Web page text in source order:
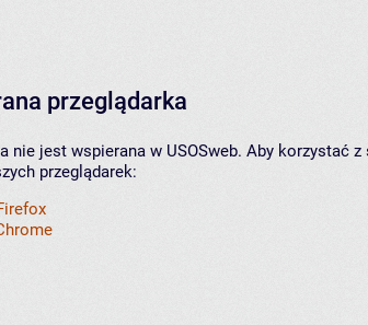
przeglądarka
nie jest wspierana w USOSweb. Aby korzystać
przeglądarek: